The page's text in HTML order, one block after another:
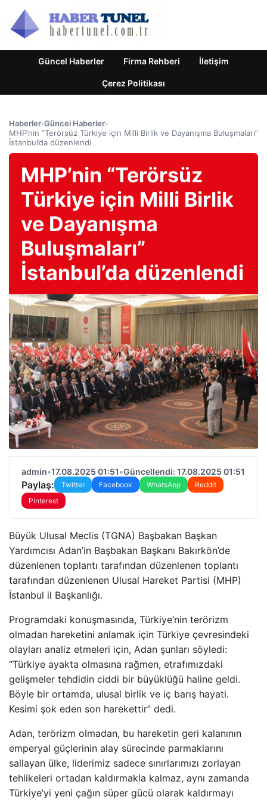
Güncel Haberler Firma Rehberi İletişim
Çerez Politikası
Haberler›Güncel Haberler›
MHP’nin “Terörsüz Türkiye için Milli Birlik ve Dayanışma Buluşmaları”
İstanbul’da düzenlendi
MHP’nin “Terörsüz
Türkiye için Milli Birlik
ve Dayanışma
Buluşmaları”
İstanbul’da düzenlendi
admin•17.08.2025 01:51•Güncellendi: 17.08.2025 01:51
Paylaş: Twitter Facebook WhatsApp
Reddit
Pinterest
Büyük Ulusal Meclis (TGNA) Başbakan Başkan
Yardımcısı Adan’in Başbakan Başkanı Bakırkön’de
düzenlenen toplantı tarafından düzenlenen toplantı
tarafından düzenlenen Ulusal Hareket Partisi (MHP)
İstanbul il Başkanlığı.
Programdaki konuşmasında, Türkiye’nin terörizm
olmadan hareketini anlamak için Türkiye çevresindeki
olayları analiz etmeleri için, Adan şunları söyledi:
“Türkiye ayakta olmasına rağmen, etrafımızdaki
gelişmeler tehdidin ciddi bir büyüklüğü haline geldi.
Böyle bir ortamda, ulusal birlik ve iç barış hayati.
Kesimi şok eden son harekettir” dedi.
Adan, terörizm olmadan, bu hareketin geri kalanının
emperyal güçlerinin alay sürecinde parmaklarını
sallayan ülke, liderimiz sadece sınırlarımızı zorlayan
tehlikeleri ortadan kaldırmakla kalmaz, aynı zamanda
Türkiye’yi yeni çağın süper gücü olarak kaldırmayı